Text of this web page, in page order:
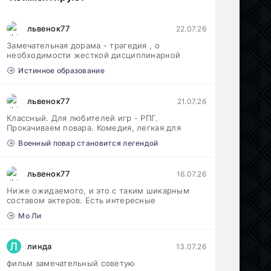
львенок77 22.07.26
Замечательная дорама - трагедия , о
необходимости жесткой дисциплинарной
Истинное образование
львенок77 21.07.26
Классный. Для любителей игр - РПГ.
Прокачиваем повара. Комедия, легкая для
Военный повар становится легендой
львенок77 16.07.26
Ниже ожидаемого, и это с таким шикарным
составом актеров. Есть интересные
Мо Ли
Л линда 13.07.26
фильм замечательный советую